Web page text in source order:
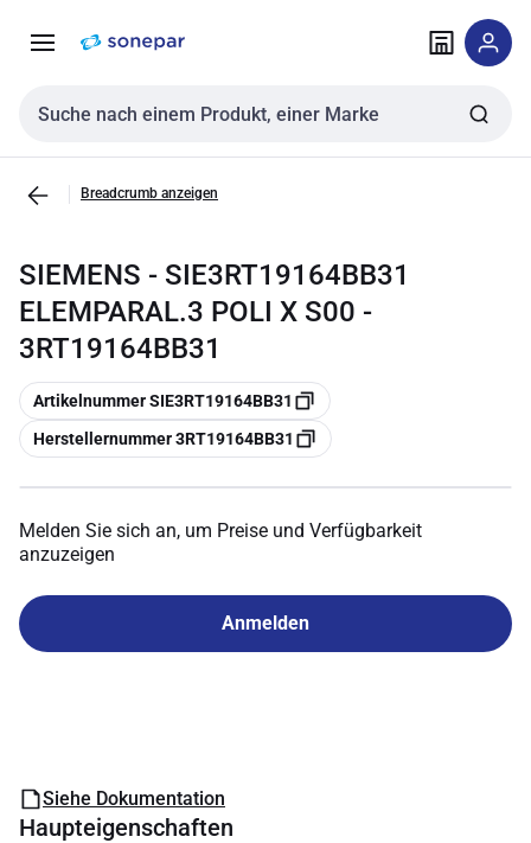
NavigationInhalt
Sucheingabe
Breadcrumb anzeigen
SIEMENS - SIE3RT19164BB31
ELEMPARAL.3 POLI X S00 -
3RT19164BB31
Kopieren
Artikelnummer SIE3RT19164BB31
Kopieren
Herstellernummer 3RT19164BB31
Melden Sie sich an, um Preise und Verfügbarkeit
anzuzeigen
Anmelden
Siehe Dokumentation
Haupteigenschaften